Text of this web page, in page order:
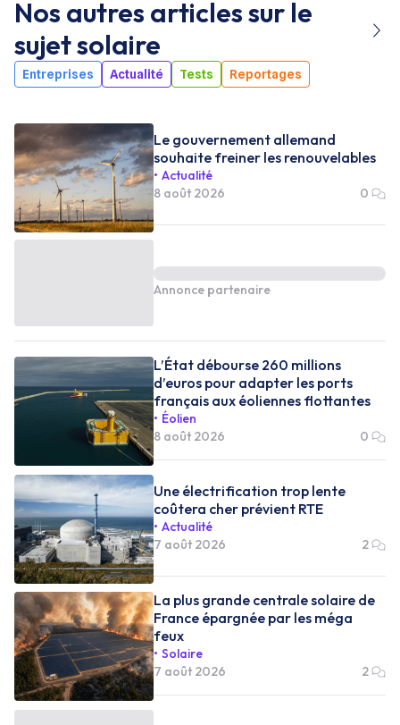
Nos autres articles sur le
sujetsolaire
Entreprises Actualité Tests Reportages
Le gouvernement allemand
souhaite freiner les renouvelables
Actualité
8 août 2026
0
Annonce partenaire
L’État débourse 260 millions
d’euros pour adapter les ports
français aux éoliennes flottantes
Éolien
8 août 2026
0
Une électrification trop lente
coûtera cher prévient RTE
Actualité
7 août 2026
2
La plus grande centrale solaire de
France épargnée par les méga
feux
Solaire
7 août 2026
2